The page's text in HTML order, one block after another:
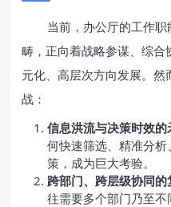
当前，办公厅的工作
畴，正向着战略参谋、综
元化、高层次方向发展。
战：
信息洪流与决策时效的
何快速筛选、精准分
策，成为巨大考验。
跨部门、跨层级协同的
往需要多个部门乃至